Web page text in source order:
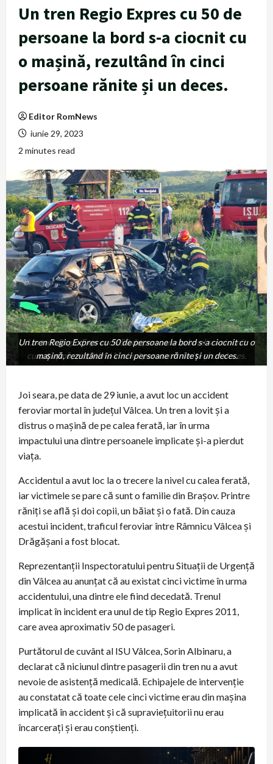
Un tren Regio Expres cu 50 de
persoane la bord s-a ciocnit cu
o mașină, rezultând în cinci
persoane rănite și un deces.
Editor RomNews
iunie 29, 2023
2 minutes read
Un tren Regio Expres cu 50 de persoane la bord s-a ciocnit
cu o mașină, rezultând în cinci persoane rănite și un deces.
Un tren Regio Expres cu 50 de persoane la bord s-a ciocnit cu o
mașină, rezultând în cinci persoane rănite și un deces.
Joi seara, pe data de 29 iunie, a avut loc un accident
feroviar mortal în județul Vâlcea. Un tren a lovit și a
distrus o mașină de pe calea ferată, iar în urma
impactului una dintre persoanele implicate și-a pierdut
viața.
Accidentul a avut loc la o trecere la nivel cu calea ferată,
iar victimele se pare că sunt o familie din Brașov. Printre
răniți se află și doi copii, un băiat și o fată. Din cauza
acestui incident, traficul feroviar între Râmnicu Vâlcea și
Drăgășani a fost blocat.
Reprezentanții Inspectoratului pentru Situații de Urgență
din Vâlcea au anunțat că au existat cinci victime în urma
accidentului, una dintre ele fiind decedată. Trenul
implicat în incident era unul de tip Regio Expres 2011,
care avea aproximativ 50 de pasageri.
Purtătorul de cuvânt al ISU Vâlcea, Sorin Albinaru, a
declarat că niciunul dintre pasagerii din tren nu a avut
nevoie de asistență medicală. Echipajele de intervenție
au constatat că toate cele cinci victime erau din mașina
implicată în accident și că supraviețuitorii nu erau
încarcerați și erau conștienți.